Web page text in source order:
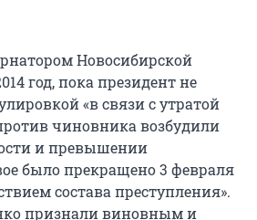
Новосибирской
год, пока президент не
«в связи с утратой
чиновника возбудили
и превышении
было прекращено 3 февраля
состава преступления».
признали виновным и